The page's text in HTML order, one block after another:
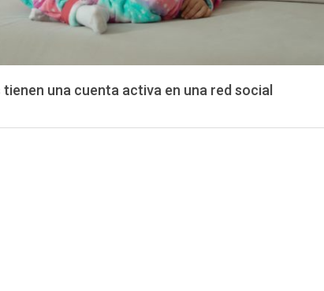
una cuenta activa en una red social